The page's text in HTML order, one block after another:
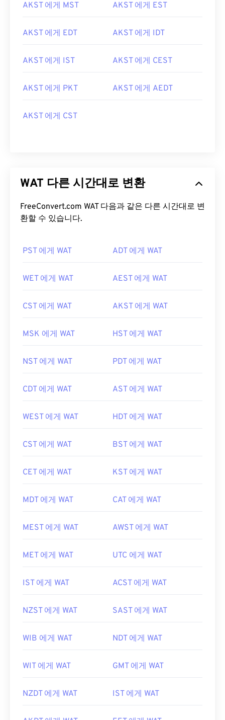
AKST 에게 MST AKST 에게 EST
AKST 에게 EDT AKST 에게 IDT
AKST 에게 IST AKST 에게 CEST
AKST 에게 PKT AKST 에게 AEDT
AKST 에게 CST
WAT 다른 시간대로 변환
FreeConvert.com WAT 다음과 같은 다른 시간대로 변
환할 수 있습니다.
PST 에게 WAT ADT 에게 WAT
WET 에게 WAT AEST 에게 WAT
CST 에게 WAT AKST 에게 WAT
MSK 에게 WAT HST 에게 WAT
NST 에게 WAT PDT 에게 WAT
CDT 에게 WAT AST 에게 WAT
WEST 에게 WAT HDT 에게 WAT
CST 에게 WAT BST 에게 WAT
CET 에게 WAT KST 에게 WAT
MDT 에게 WAT CAT 에게 WAT
MEST 에게 WAT AWST 에게 WAT
MET 에게 WAT UTC 에게 WAT
IST 에게 WAT ACST 에게 WAT
NZST 에게 WAT SAST 에게 WAT
WIB 에게 WAT NDT 에게 WAT
WIT 에게 WAT GMT 에게 WAT
NZDT 에게 WAT IST 에게 WAT